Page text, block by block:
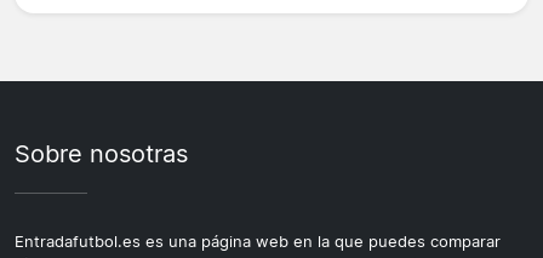
Sobre nosotras
Entradafutbol.es es una página web en la que puedes comparar